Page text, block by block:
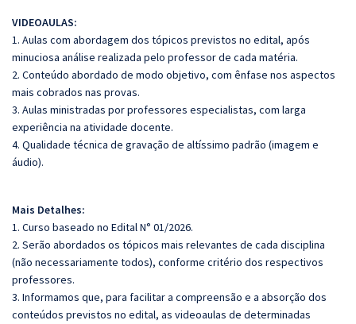
VIDEOAULAS:
1. Aulas com abordagem dos tópicos previstos no edital, após
minuciosa análise realizada pelo professor de cada matéria.
2. Conteúdo abordado de modo objetivo, com ênfase nos aspectos
mais cobrados nas provas.
3. Aulas ministradas por professores especialistas, com larga
experiência na atividade docente.
4. Qualidade técnica de gravação de altíssimo padrão (imagem e
áudio).
Mais Detalhes:
1. Curso baseado no Edital N° 01/2026.
2. Serão abordados os tópicos mais relevantes de cada disciplina
(não necessariamente todos), conforme critério dos respectivos
professores.
3. Informamos que, para facilitar a compreensão e a absorção dos
conteúdos previstos no edital, as videoaulas de determinadas